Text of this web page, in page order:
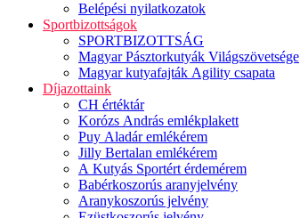
Belépési nyilatkozatok
Sportbizottságok
SPORTBIZOTTSÁG
Magyar Pásztorkutyák Világszövetsége
Magyar kutyafajták Agility csapata
Díjazottaink
CH értéktár
Korózs András emlékplakett
Puy Aladár emlékérem
Jilly Bertalan emlékérem
A Kutyás Sportért érdemérem
Babérkoszorús aranyjelvény
Aranykoszorús jelvény